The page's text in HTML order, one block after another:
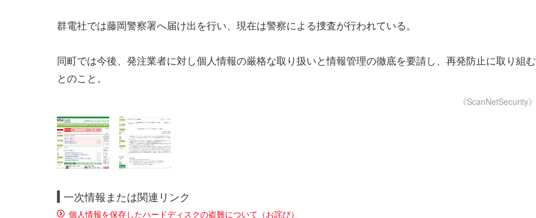
群電社では藤岡警察署へ届け出を行い、現在は警察による捜査が行われている。
同町では今後、発注業者に対し個人情報の厳格な取り扱いと情報管理の徹底を要請し、再発防止に取り組む
とのこと。
《ScanNetSecurity》
一次情報または関連リンク
個人情報を保存したハードディスクの盗難について（お詫び）